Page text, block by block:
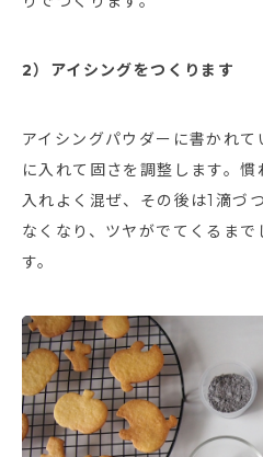
2）アイシングをつくります
アイシングパウダーに書かれ
に入れて固さを調整します。
入れよく混ぜ、その後は1滴づ
なくなり、ツヤがでてくるま
す。